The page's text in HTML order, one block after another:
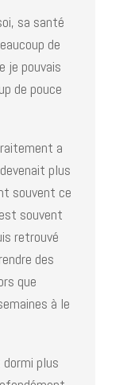
sa santé
de
je pouvais
de pouce
a
plus
souvent ce
souvent
retrouvé
des
que
à le
dormi plus